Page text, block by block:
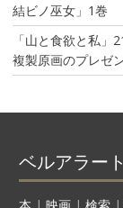
結ビノ巫女」1巻
「山と食欲と私
複製原画のプレゼ
ベルアラート